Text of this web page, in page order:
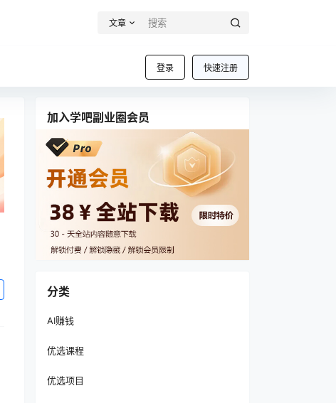
文章
登录 快速注册
加入学吧副业圈会员
分类
AI赚钱
优选课程
优选项目